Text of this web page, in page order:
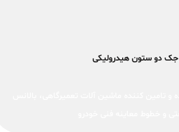
جک دو ستون هیدرولیکی